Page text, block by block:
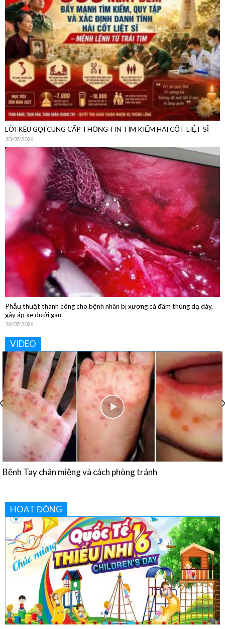
LỜI KÊU GỌI CUNG CẤP THÔNG TIN TÌM KIẾM HÀI CỐT LIỆT SĨ
30/07/2026
Phẫu thuật thành công cho bệnh nhân bị xương cá đâm thủng dạ dày,
gây áp xe dưới gan
28/07/2026
VIDEO
Khoa Vật lý trị liệu và Phục hồi chức năng: “Phục hồi tận
tâm – Nâng tầm cuộc sống”
HOẠT ĐỘNG
Rộn ràng tiếng cười 1/6: Bệnh viện Quân Dân Y Miền Đông
mang niềm vui đến cho các cháu thiếu nhi